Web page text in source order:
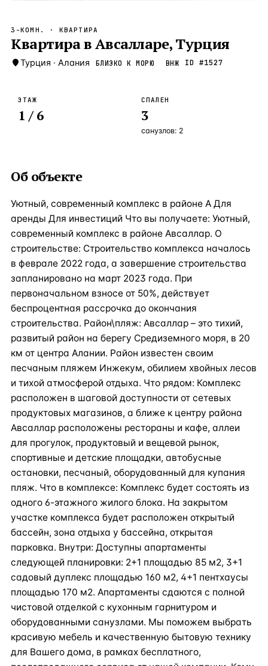
Новороссийск — Локация
Стамбул —Локация Турция · 2
ЧАСТО ИЩУТ
3-КОМН. · КВАРТИРА
Квартира в Авсалларе, Турция
Турция · Алания БЛИЗКО К МОРЮ ВНЖ ID #1527
ЭТАЖ
1 / 6
СПАЛЕН
3
санузлов: 2
Об объекте
Уютный, современный комплекс в районе А Для
аренды Для инвестиций Что вы получаете: Уютный,
современный комплекс в районе Авсаллар. О
строительстве: Строительство комплекса началось
в феврале 2022 года, а завершение строительства
запланировано на март 2023 года. При
первоначальном взносе от 50%, действует
беспроцентная рассрочка до окончания
строительства. Район\пляж: Авсаллар – это тихий,
развитый район на берегу Средиземного моря, в 20
км от центра Алании. Район известен своим
песчаным пляжем Инжекум, обилием хвойных лесов
и тихой атмосферой отдыха. Что рядом: Комплекс
расположен в шаговой доступности от сетевых
продуктовых магазинов, а ближе к центру района
Авсаллар расположены рестораны и кафе, аллеи
для прогулок, продуктовый и вещевой рынок,
спортивные и детские площадки, автобусные
остановки, песчаный, оборудованный для купания
пляж. Что в комплексе: Комплекс будет состоять из
одного 6-этажного жилого блока. На закрытом
участке комплекса будет расположен открытый
бассейн, зона отдыха у бассейна, открытая
парковка. Внутри: Доступны апартаменты
следующей планировки: 2+1 площадью 85 м2, 3+1
садовый дуплекс площадью 160 м2, 4+1 пентхаусы
площадью 170 м2. Апартаменты сдаются с полной
чистовой отделкой с кухонным гарнитуром и
оборудованными санузлами. Мы поможем выбрать
красивую мебель и качественную бытовую технику
для Вашего дома, в рамках бесплатного,